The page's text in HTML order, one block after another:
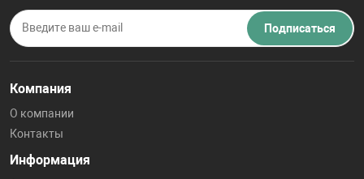
Подписаться
Компания
О компании
Контакты
Информация